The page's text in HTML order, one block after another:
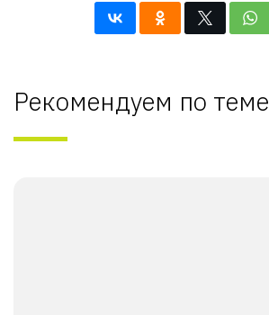
Рекомендуем по теме